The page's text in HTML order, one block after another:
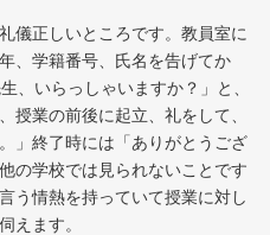
儀正しいところです。教員室に
、学籍番号、氏名を告げてか
、いらっしゃいますか？」と、
授業の前後に起立、礼をして、
」終了時には「ありがとうござ
の学校では見られないことです
う情熱を持っていて授業に対し
えます。